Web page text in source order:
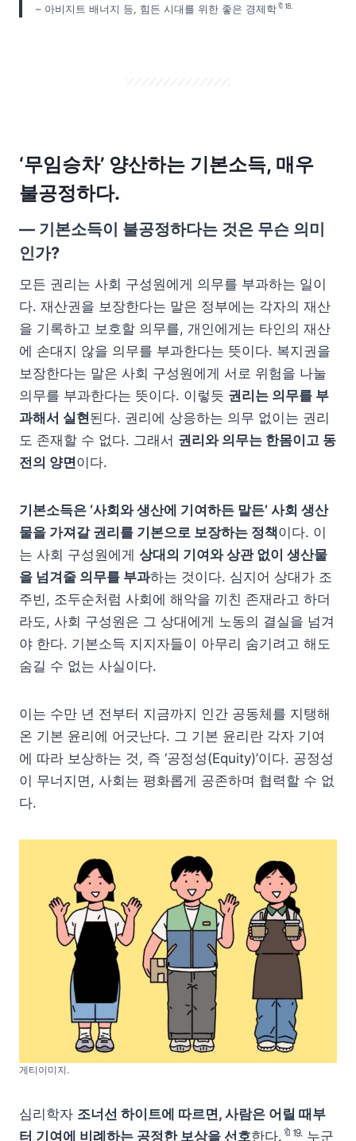
– 아비지트 배너지 등, 힘든 시대를 위한 좋은 경제학🔖⒙
‘무임승차’ 양산하는 기본소득, 매우
불공정하다.
— 기본소득이 불공정하다는 것은 무슨 의미
인가?
모든 권리는 사회 구성원에게 의무를 부과하는 일이
다. 재산권을 보장한다는 말은 정부에는 각자의 재산
을 기록하고 보호할 의무를, 개인에게는 타인의 재산
에 손대지 않을 의무를 부과한다는 뜻이다. 복지권을
보장한다는 말은 사회 구성원에게 서로 위험을 나눌
의무를 부과한다는 뜻이다. 이렇듯 권리는 의무를 부
과해서 실현된다. 권리에 상응하는 의무 없이는 권리
도 존재할 수 없다. 그래서 권리와 의무는 한몸이고 동
전의 양면이다.
기본소득은 ‘사회와 생산에 기여하든 말든’ 사회 생산
물을 가져갈 권리를 기본으로 보장하는 정책이다. 이
는 사회 구성원에게 상대의 기여와 상관 없이 생산물
을 넘겨줄 의무를 부과하는 것이다. 심지어 상대가 조
주빈, 조두순처럼 사회에 해악을 끼친 존재라고 하더
라도, 사회 구성원은 그 상대에게 노동의 결실을 넘겨
야 한다. 기본소득 지지자들이 아무리 숨기려고 해도
숨길 수 없는 사실이다.
이는 수만 년 전부터 지금까지 인간 공동체를 지탱해
온 기본 윤리에 어긋난다. 그 기본 윤리란 각자 기여
에 따라 보상하는 것, 즉 ‘공정성(Equity)’이다. 공정성
이 무너지면, 사회는 평화롭게 공존하며 협력할 수 없
다.
게티이미지.
심리학자 조너선 하이트에 따르면, 사람은 어릴 때부
터 기여에 비례하는 공정한 보상을 선호한다. 🔖⒚ 누군